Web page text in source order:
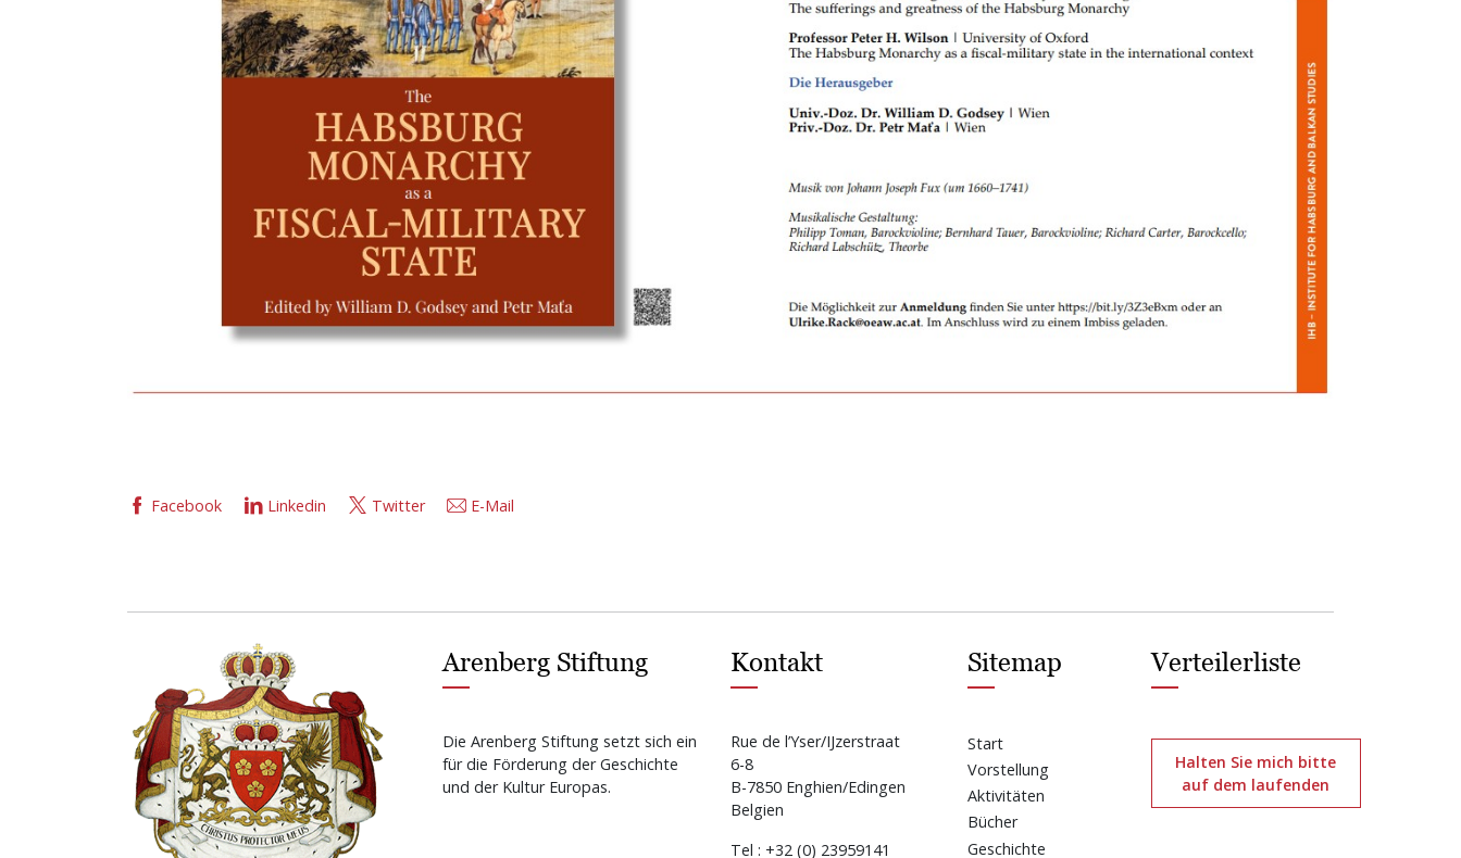
Facebook Linkedin Twitter E-Mail
Arenberg Stiftung
Die Arenberg Stiftung setzt sich ein
für die Förderung der Geschichte
und der Kultur Europas.
Kontakt
Rue de l’Yser/IJzerstraat
6-8
B-7850 Enghien/Edingen
Belgien
Tel : +32 (0) 23959141
Sitemap
Start
Vorstellung
Aktivitäten
Bücher
Geschichte
Verteilerliste
Halten Sie mich bitte
auf dem laufenden